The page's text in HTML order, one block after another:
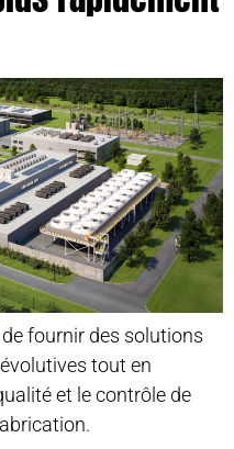
fournir des solutions
tout en
et le contrôle de